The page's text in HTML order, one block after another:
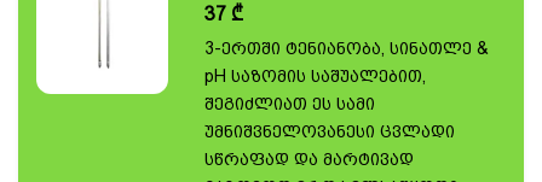
37₾
3-ერთში ტენიანობა, სინათლე &
pH საზომის საშუალებით,
შეგიძლიათ ეს სამი
უმნიშვნელოვანესი ცვლადი
სწრაფად და მარტივად